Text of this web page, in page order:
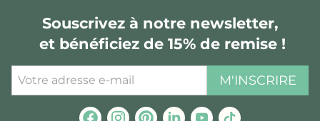
Souscrivez à notre newsletter,
et bénéficiez de 15% de remise !
M'INSCRIRE